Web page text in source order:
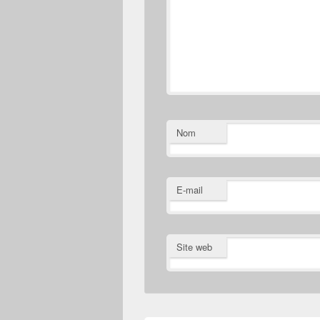
Nom
E-mail
Site web